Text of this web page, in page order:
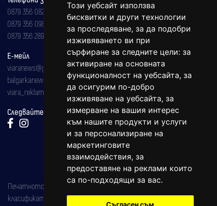
Този уебсайт използва
бисквитки и други технологии
за проследяване, за да подобри
изживяването ви при
сърфиране за следните цели: за
активиране на основната
функционалност на уебсайта, за
да осигурим по-добро
изживяване на уебсайта, за
измерване на вашия интерес
към нашите продукти и услуги
и за персонализиране на
маркетинговите
взаимодействия, за
предоставяне на реклами които
са по-подходящи за вас.
Съгласен съм
0879 356 082
0879 356 098
0879 356 289
Е-мейл
viaranews@gmail.com
balgarkanews@gmail.com
viara_reklama@mail.bg
Следвайте ни:
Печатното издание на вестника е регистрирано в националния
класификатор на печатните издания (Българска национална